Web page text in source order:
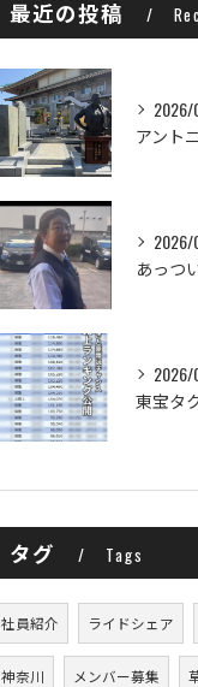
最近の投稿
2026/
タグ Tags
社員紹介 ライドシェア
神奈川 メンバー募集